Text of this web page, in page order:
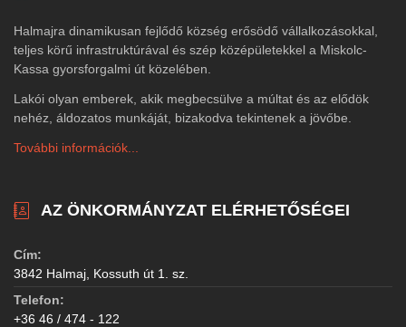
Halmajra dinamikusan fejlődő község erősödő vállalkozásokkal,
teljes körű infrastruktúrával és szép középületekkel a Miskolc-
Kassa gyorsforgalmi út közelében.
Lakói olyan emberek, akik megbecsülve a múltat és az elődök
nehéz, áldozatos munkáját, bizakodva tekintenek a jövőbe.
További információk...
AZ ÖNKORMÁNYZAT ELÉRHETŐSÉGEI
Cím:
3842 Halmaj, Kossuth út 1. sz.
Telefon:
+36 46 / 474 - 122